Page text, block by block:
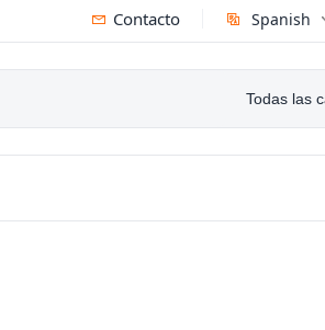
Contacto Spanish
Todas las